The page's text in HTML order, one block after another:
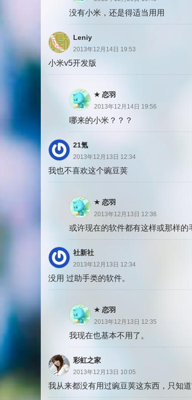
没有小米，还是得适当用用
Leniy
2013年12月14日 19:53
小米v5开发版
恋羽
2013年12月14日 19:56
哪来的小米？？？
21氪
2013年12月13日 12:34
我也不喜欢这个豌豆荚
恋羽
2013年12月13日 12:36
或许现在的软件都有这样或那样的
社新社
2013年12月13日 12:34
没用 过助手类的软件。
恋羽
2013年12月13日 12:35
我现在也基本不用了。
彩虹之家
2013年12月13日 10:05
我从来都没有用过豌豆荚这东西，只知